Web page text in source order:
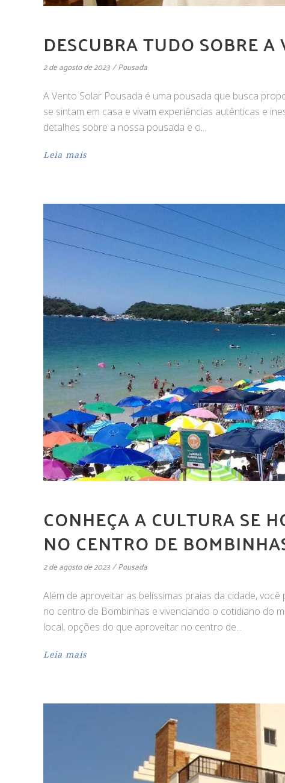
DESCUBRA TUDO SOBRE
2 de agosto de 2023 Pousada
A Vento Solar Pousada é uma pousada que busca
se sintam em casa e vivam experiências autênticas e
detalhes sobre a nossa pousada e o
Leia mais
CONHEÇA A CULTURA SE
NO CENTRO DE
2 de agosto de 2023 Pousada
Além de aproveitar as belíssimas praias da cidade,
no centro de Bombinhas e vivenciando o cotidiano do
local, opções do que aproveitar no centro de
Leia mais